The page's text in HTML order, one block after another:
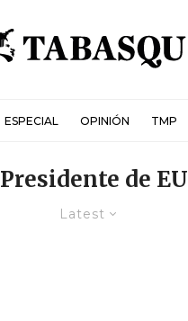
ESPECIAL OPINIÓN TMP
Presidente de EU
Latest